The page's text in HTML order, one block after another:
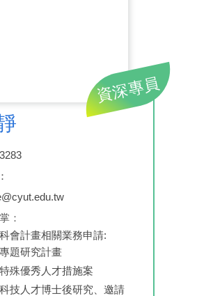
資深專員
：
會計畫相關業務申請:
題研究計畫
殊優秀人才措施案
技人才博士後研究、邀請